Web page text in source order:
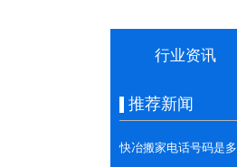
行业资讯
推荐新闻
快冶搬家电话号码是多